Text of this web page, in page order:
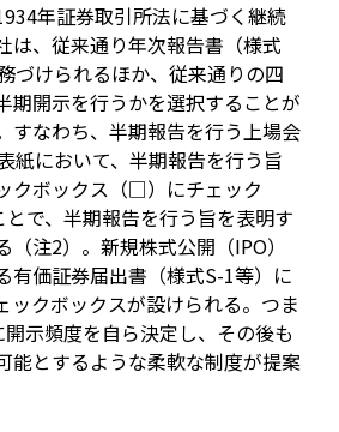
年証券取引所法に基づく継続
は、従来通り年次報告書（様式
づけられるほか、従来通りの四
期開示を行うかを選択することが
すなわち、半期報告を行う上場会
紙において、半期報告を行う旨
クボックス（□）にチェック
とで、半期報告を行う旨を表明す
（注2）。新規株式公開（IPO）
有価証券届出書（様式S-1等）に
ックボックスが設けられる。つま
示頻度を自ら決定し、その後も
能とするような柔軟な制度が提案